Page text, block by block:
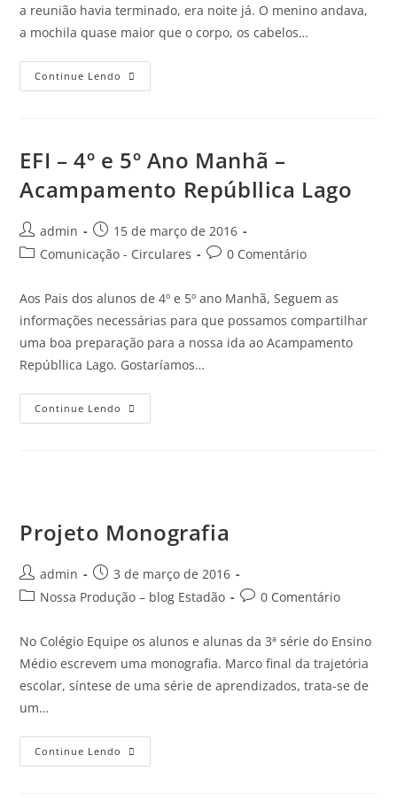
a reunião havia terminado, era noite já. O menino andava,
a mochila quase maior que o corpo, os cabelos…
Continue Lendo
EFI – 4º e 5º Ano Manhã –
Acampamento Repúbllica Lago
admin
15 de março de 2016
Comunicação - Circulares
0 Comentário
Aos Pais dos alunos de 4º e 5º ano Manhã, Seguem as
informações necessárias para que possamos compartilhar
uma boa preparação para a nossa ida ao Acampamento
Repúbllica Lago. Gostaríamos…
Continue Lendo
Projeto Monografia
admin
3 de março de 2016
Nossa Produção – blog Estadão
0 Comentário
No Colégio Equipe os alunos e alunas da 3ª série do Ensino
Médio escrevem uma monografia. Marco final da trajetória
escolar, síntese de uma série de aprendizados, trata-se de
um…
Continue Lendo